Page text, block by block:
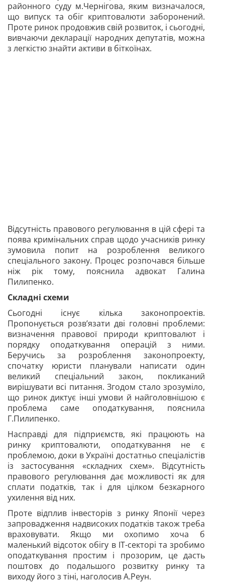
районного суду м.Чернігова, яким визначалося,
що випуск та обіг криптовалюти заборонений.
Проте ринок продовжив свій розвиток, і сьогодні,
вивчаючи декларації народних депутатів, можна
з легкістю знайти активи в біткоїнах.
Відсутність правового регулювання в цій сфері та
поява кримінальних справ щодо учасників ринку
зумовила попит на розроблення великого
спеціального закону. Процес розпочався більше
ніж рік тому, пояснила адвокат Галина
Пилипенко.
Складні схеми
Сьогодні існує кілька законопроектів.
Пропонується розв’язати дві головні проблеми:
визначення правової природи криптовалют і
порядку оподаткування операцій з ними.
Беручись за розроблення законопроекту,
спочатку юристи планували написати один
великий спеціальний закон, покликаний
вирішувати всі питання. Згодом стало зрозуміло,
що ринок диктує інші умови й найголовнішою є
проблема саме оподаткування, пояснила
Г.Пилипенко.
Насправді для підприємств, які працюють на
ринку криптовалюти, оподаткування не є
проблемою, доки в Україні достатньо спеціалістів
із застосування «складних схем». Відсутність
правового регулювання дає можливості як для
сплати податків, так і для цілком безкарного
ухилення від них.
Проте відплив інвесторів з ринку Японії через
запровадження надвисоких податків також треба
враховувати. Якщо ми охопимо хоча б
маленький відсоток обігу в ІТ-секторі та зробимо
оподаткування простим і прозорим, це дасть
поштовх до подальшого розвитку ринку та
виходу його з тіні, наголосив А.Реун.